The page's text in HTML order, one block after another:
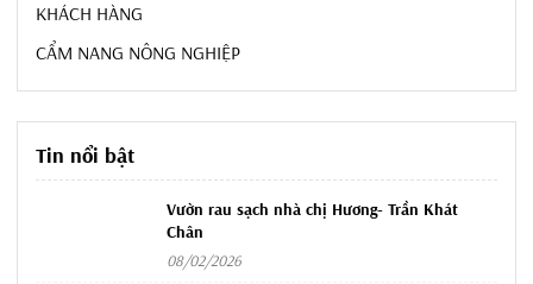
KHÁCH HÀNG
CẨM NANG NÔNG NGHIỆP
Tin nổi bật
Vườn rau sạch nhà chị Hương- Trần Khát
Chân
08/02/2026